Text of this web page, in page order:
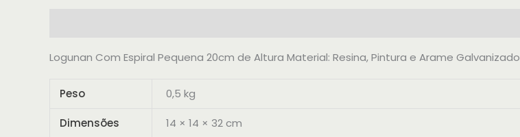
Logunan Com Espiral Pequena 20cm de Altura Material: Resina, Pintura e Arame Galvanizado
Peso 0,5 kg
Dimensões 14 × 14 × 32 cm